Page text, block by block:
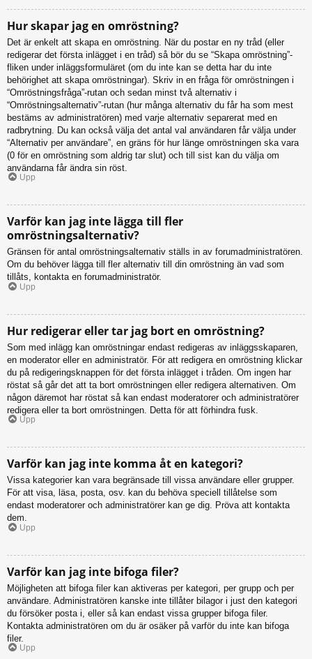
Hur skapar jag en omröstning?
Det är enkelt att skapa en omröstning. När du postar en ny tråd (eller
redigerar det första inlägget i en tråd) så bör du se “Skapa omröstning”-
fliken under inläggsformuläret (om du inte kan se detta har du inte
behörighet att skapa omröstningar). Skriv in en fråga för omröstningen i
“Omröstningsfråga”-rutan och sedan minst två alternativ i
“Omröstningsalternativ”-rutan (hur många alternativ du får ha som mest
bestäms av administratören) med varje alternativ separerat med en
radbrytning. Du kan också välja det antal val användaren får välja under
“Alternativ per användare”, en gräns för hur länge omröstningen ska vara
(0 för en omröstning som aldrig tar slut) och till sist kan du välja om
användarna får ändra sin röst.
Upp
Varför kan jag inte lägga till fler
omröstningsalternativ?
Gränsen för antal omröstningsalternativ ställs in av forumadministratören.
Om du behöver lägga till fler alternativ till din omröstning än vad som
tillåts, kontakta en forumadministratör.
Upp
Hur redigerar eller tar jag bort en omröstning?
Som med inlägg kan omröstningar endast redigeras av inläggsskaparen,
en moderator eller en administratör. För att redigera en omröstning klickar
du på redigeringsknappen för det första inlägget i tråden. Om ingen har
röstat så går det att ta bort omröstningen eller redigera alternativen. Om
någon däremot har röstat så kan endast moderatorer och administratörer
redigera eller ta bort omröstningen. Detta för att förhindra fusk.
Upp
Varför kan jag inte komma åt en kategori?
Vissa kategorier kan vara begränsade till vissa användare eller grupper.
För att visa, läsa, posta, osv. kan du behöva speciell tillåtelse som
endast moderatorer och administratörer kan ge dig. Pröva att kontakta
dem.
Upp
Varför kan jag inte bifoga filer?
Möjligheten att bifoga filer kan aktiveras per kategori, per grupp och per
användare. Administratören kanske inte tillåter bilagor i just den kategori
du försöker posta i, eller så kan endast vissa grupper bifoga filer.
Kontakta administratören om du är osäker på varför du inte kan bifoga
filer.
Upp